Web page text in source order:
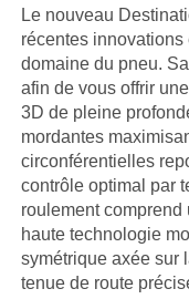
Le nouveau
récentes
domaine du pneu.
afin de vous offrir
3D de pleine
mordantes
circonférentielles
contrôle optimal par
roulement
haute technologie
symétrique axée sur
tenue de route